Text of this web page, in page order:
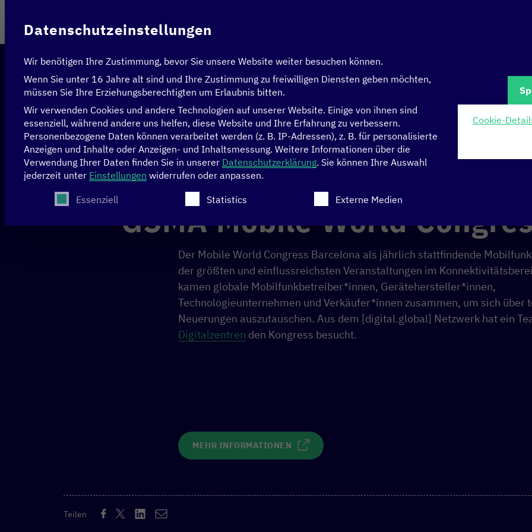
Startseite > Events > GSMA Mobile World Congress
26.02. bis 29.03.2024 Barcelona
GSMA Mobile World
Der Mobile World Congress Barcelona als jährlich stattfindende
der größten und einflussreichsten Veranstaltungen im
kamen globale Mobilfunkbetreiber*innen, Gerätehersteller*innen,
Technologieunternehmen und Verkäufer*innen zusammen, um sich über
Neuerungen auszutauschen. Aus dem [digital.global] Netzwerk hat ein
Digitalzentren den Kongress besucht.
MEHR INFORMATIONEN
Teilen
Datenschutzeinstellungen
Wir benötigen Ihre Zustimmung, bevor Sie unsere Website weiter besuchen können.
Wenn Sie unter 16 Jahre alt sind und Ihre Zustimmung zu freiwilligen Diensten geben möchten,
müssen Sie Ihre Erziehungsberechtigten um Erlaubnis bitten.
Wir verwenden Cookies und andere Technologien auf unserer Website. Einige von ihnen sind
essenziell, während andere uns helfen, diese Website und Ihre Erfahrung zu verbessern.
Personenbezogene Daten können verarbeitet werden (z. B. IP-Adressen), z. B. für personalisierte
Anzeigen und Inhalte oder Anzeigen- und Inhaltsmessung. Weitere Informationen über die
Verwendung Ihrer Daten finden Sie in unserer Datenschutzerklärung. Sie können Ihre Auswahl
jederzeit unter Einstellungen widerrufen oder anpassen.
Es folgt eine Liste der Service-Gruppen, für die eine Einwilligung erteilt werden kann. Die erste
Essenziell Statistics Externe Medien
Cookie-